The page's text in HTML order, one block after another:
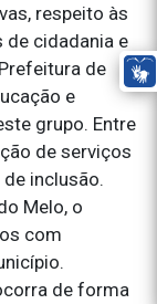
respeito às
cidadania e
de
e
grupo. Entre
de serviços
inclusão.
Melo, o
com
de forma